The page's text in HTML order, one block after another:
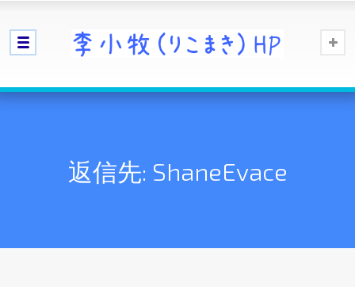
返信先: ShaneEvace